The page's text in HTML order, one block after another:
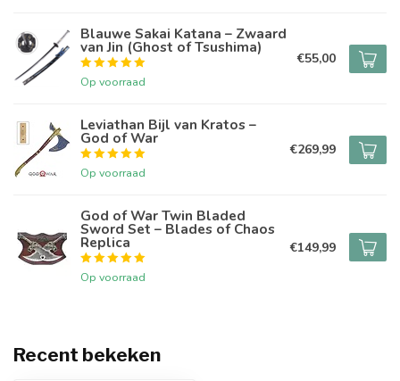
Blauwe Sakai Katana – Zwaard
van Jin (Ghost of Tsushima)
Op voorraad
€55,00
Leviathan Bijl van Kratos –
God of War
Op voorraad
€269,99
God of War Twin Bladed
Sword Set – Blades of Chaos
Replica
Op voorraad
€149,99
Recent bekeken